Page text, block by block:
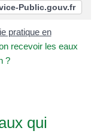
Public.gouv.fr
pratique en
recevoir les eaux
?
qui